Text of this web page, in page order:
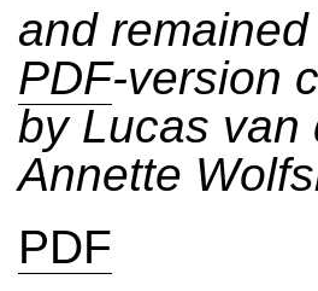
and
PDF-version
by Lucas van
Annette
PDF